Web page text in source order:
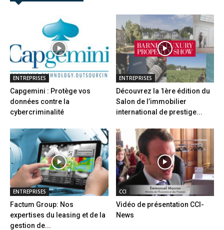
ENTREPRISES
Capgemini : Protège vos
données contre la
cybercriminalité
ENTREPRISES
Découvrez la 1ère édition du
Salon de l’immobilier
international de prestige...
ENTREPRISES
Factum Group: Nos
expertises du leasing et de la
gestion de...
CCI
Vidéo de présentation CCI-
News